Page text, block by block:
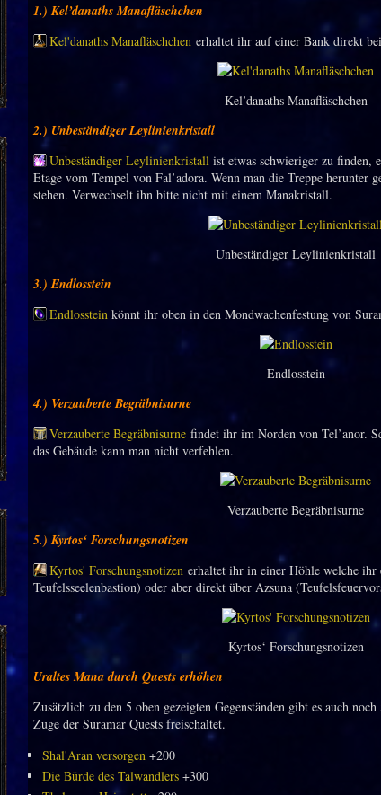
1.) Kel’danaths Manafläschchen
Kel'danaths Manafläschchen erhaltet ihr auf einer Bank direkt
Kel’danaths Manafläschchen
2.) Unbeständiger Leylinienkristall
Unbeständiger Leylinienkristall ist etwas schwieriger zu finden,
Etage vom Tempel von Fal’adora. Wenn man die Treppe herunter
stehen. Verwechselt ihn bitte nicht mit einem Manakristall.
Unbeständiger Leylinienkristall
3.) Endlosstein
Endlosstein könnt ihr oben in den Mondwachenfestung von
Endlosstein
4.) Verzauberte Begräbnisurne
Verzauberte Begräbnisurnefindet ihr im Norden von Tel’anor.
das Gebäude kann man nicht verfehlen.
Verzauberte Begräbnisurne
5.) Kyrtos‘ Forschungsnotizen
Kyrtos' Forschungsnotizen erhaltet ihr in einer Höhle welche ihr
Teufelsseelenbastion) oder aber direkt über Azsuna
Kyrtos‘ Forschungsnotizen
Uraltes Mana durch Quests erhöhen
Zusätzlich zu den 5 oben gezeigten Gegenständen gibt es auch
Zuge der Suramar Quests freischaltet.
Shal'Aran versorgen +200
Die Bürde des Talwandlers+300